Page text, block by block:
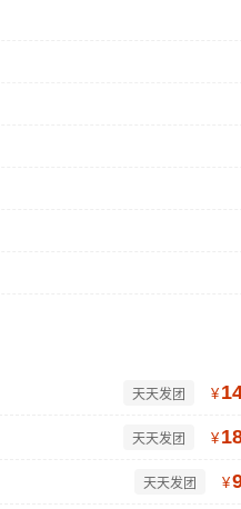
天天发团 ¥
天天发团 ¥
天天发团 ¥